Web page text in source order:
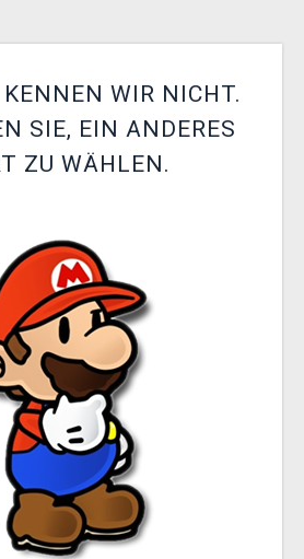
WIR NICHT.
SIE, EIN ANDERES
ZU WÄHLEN.